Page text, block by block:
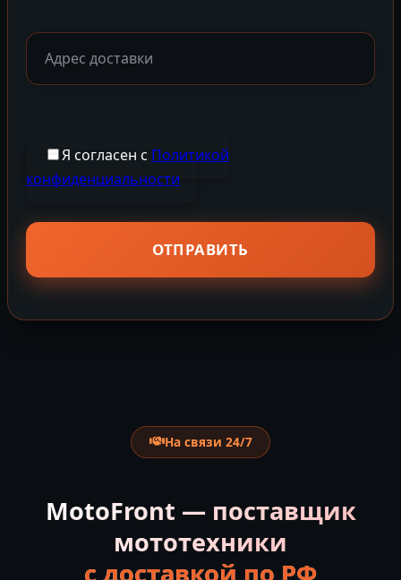
Я согласен с Политикой
конфиденциальности
На связи 24/7
MotoFront — поставщик
мототехники